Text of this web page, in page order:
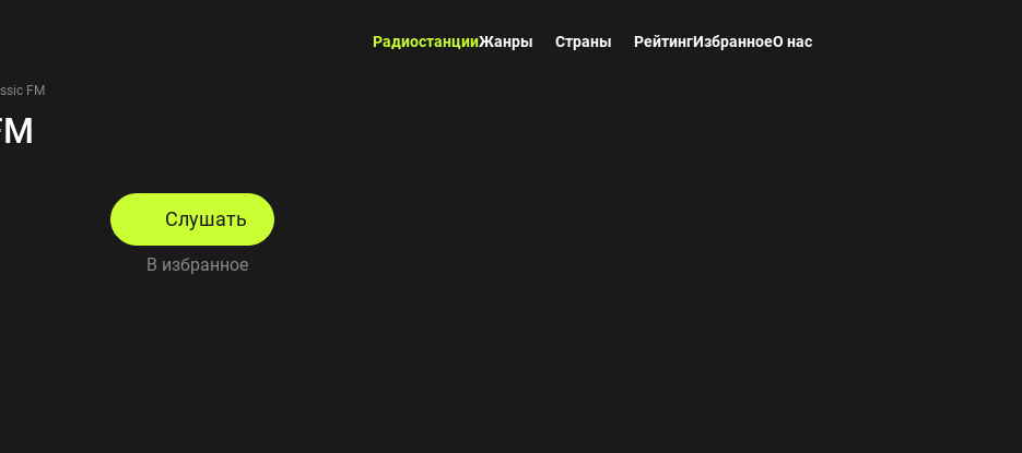
РадиостанцииЖанры Страны РейтингИзбранноеО нас
FM
Слушать
В избранное